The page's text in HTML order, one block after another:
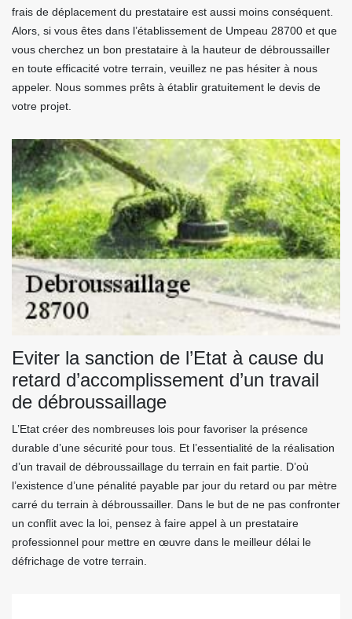
frais de déplacement du prestataire est aussi moins conséquent.
Alors, si vous êtes dans l’établissement de Umpeau 28700 et que
vous cherchez un bon prestataire à la hauteur de débroussailler
en toute efficacité votre terrain, veuillez ne pas hésiter à nous
appeler. Nous sommes prêts à établir gratuitement le devis de
votre projet.
Eviter la sanction de l’Etat à cause du
retard d’accomplissement d’un travail
de débroussaillage
L’Etat créer des nombreuses lois pour favoriser la présence
durable d’une sécurité pour tous. Et l’essentialité de la réalisation
d’un travail de débroussaillage du terrain en fait partie. D’où
l’existence d’une pénalité payable par jour du retard ou par mètre
carré du terrain à débroussailler. Dans le but de ne pas confronter
un conflit avec la loi, pensez à faire appel à un prestataire
professionnel pour mettre en œuvre dans le meilleur délai le
défrichage de votre terrain.